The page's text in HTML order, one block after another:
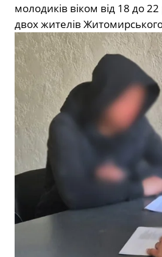
молодиків віком від 18 до
двох жителів